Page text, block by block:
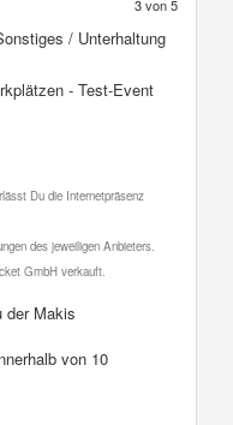
3von5
/ Unterhaltung
- Test-Event
Du die Internetpräsenz
des jeweiligen Anbieters.
GmbH verkauft.
der Makis
von 10